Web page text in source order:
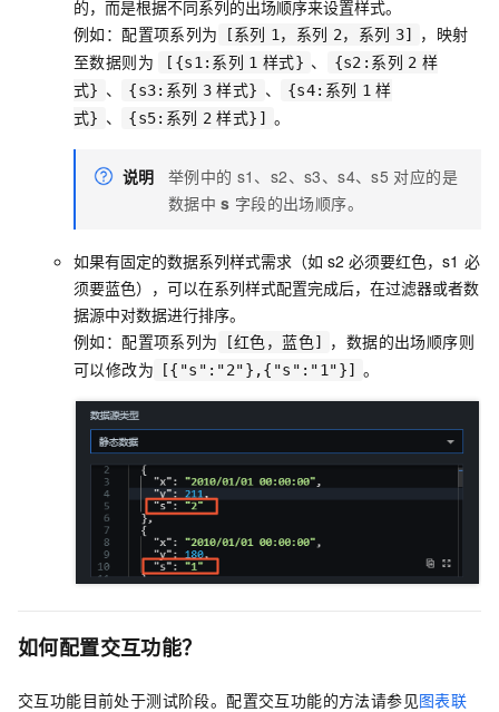
的，而是根据不同系列的出场顺序来设置样式。
例如：配置项系列为
[系列 1，系列 2，系列 3]
，映射
至数据则为
[{s1:系列 1 样式} 、 {s2:系列 2 样
式} 、 {s3:系列 3 样式} 、 {s4:系列 1 样
式} 、 {s5:系列 2 样式}] 。
说明 举例中的 s1、s2、s3、s4、s5 对应的是
数据中 s 字段的出场顺序。
如果有固定的数据系列样式需求（如 s2 必须要红色，s1 必
须要蓝色），可以在系列样式配置完成后，在过滤器或者数
据源中对数据进行排序。
例如：配置项系列为
[红色，蓝色]
，数据的出场顺序则
可以修改为
[{"s":"2"},{"s":"1"}] 。
如何配置交互功能？
交互功能目前处于测试阶段。配置交互功能的方法请参见图表联